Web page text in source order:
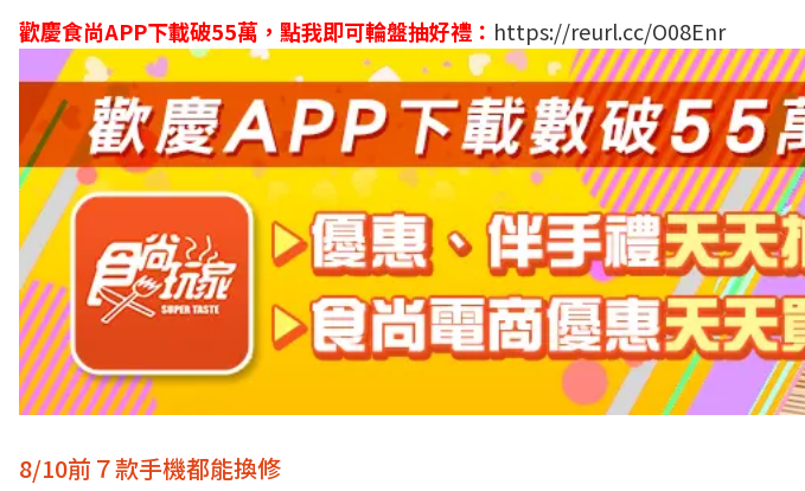
歡慶食尚APP下載破55萬， 點我即可輪盤抽好禮： https://reurl.cc/O08Enr
8/10前７款手機都能換修